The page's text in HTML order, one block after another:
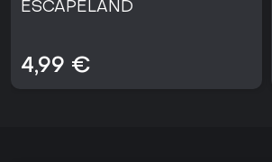
ESCAPELAND
4,99 €